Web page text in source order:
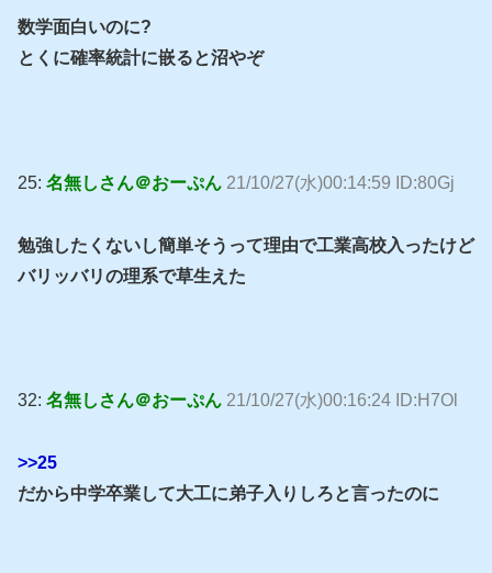
数学面白いのに?
とくに確率統計に嵌ると沼やぞ
25: 名無しさん＠おーぷん 21/10/27(水)00:14:59 ID:80Gj
勉強したくないし簡単そうって理由で工業高校入ったけど
バリッバリの理系で草生えた
32: 名無しさん＠おーぷん 21/10/27(水)00:16:24 ID:H7Ol
>>25
だから中学卒業して大工に弟子入りしろと言ったのに